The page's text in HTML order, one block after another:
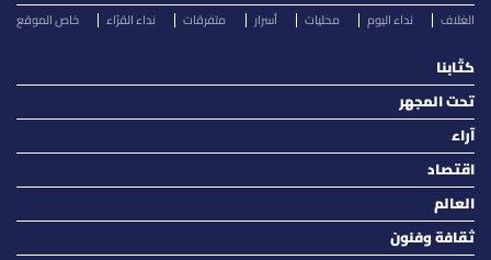
الغلاف نداء اليوم محليات أسرار متفرقات نداء القرّاء خاص الموقع
كتّابنا
تحت المجهر
آراء
اقتصاد
العالم
ثقافة وفنون